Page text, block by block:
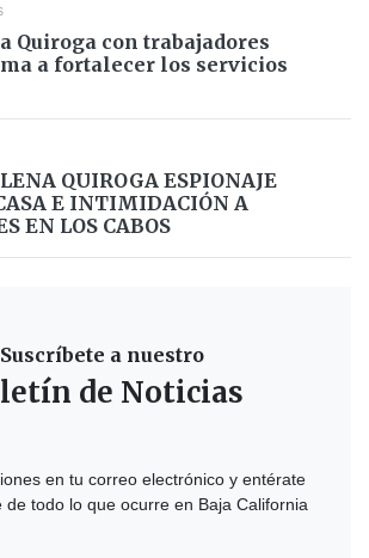
Quiroga con trabajadores
a fortalecer los servicios
QUIROGA ESPIONAJE
E INTIMIDACIÓN A
EN LOS CABOS
Suscríbete a nuestro
de Noticias
en tu correo electrónico y entérate
de todo lo que ocurre en Baja California